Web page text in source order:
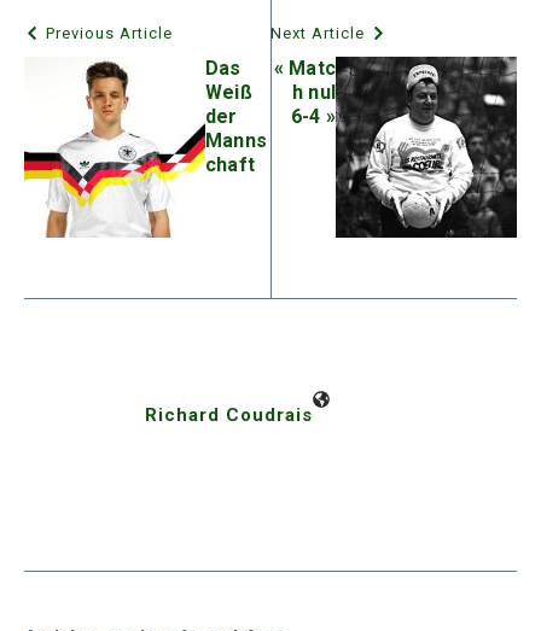
Previous Article
Das
Weiß
der
Manns
chaft
Next Article
« Matc
h nul
6-4 »
Richard Coudrais